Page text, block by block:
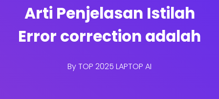
Arti Penjelasan Istilah
Error correction adalah
ByTOP 2025 LAPTOP AI